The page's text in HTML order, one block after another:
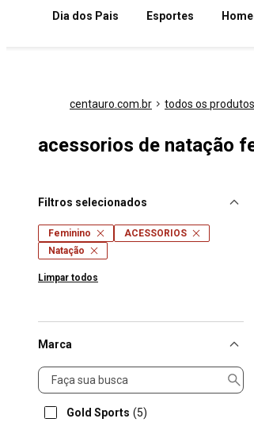
Dia dos Pais Esportes
centauro.com.br todos os produtos
acessorios de natação
Filtros selecionados
Feminino
ACESSORIOS
Natação
Limpar todos
Marca
Marca
Gold Sports (5)